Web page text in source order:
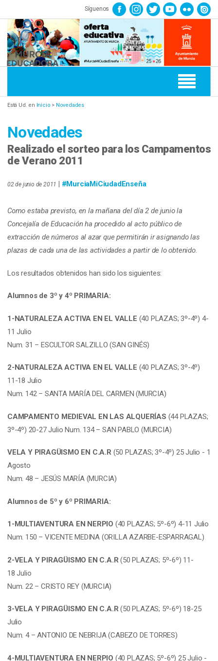
Síguenos
Está Ud. en Inicio > Novedades
Novedades
Realizado el sorteo para los Campamentos
de Verano 2011
02 de junio de 2011 | #MurciaMiCiudadEnseña
Como estaba previsto, en la mañana del día 2 de junio la
Concejalía de Educación ha procedido al acto público de
extracción de números al azar que permitirán ir asignando las
plazas de cada una de las actividades a partir de lo obtenido.
Los resultados obtenidos han sido los siguientes:
Alumnos de 3º y 4º PRIMARIA:
1-NATURALEZA ACTIVA EN EL VALLE (40 PLAZAS; 3º-4º) 4-
11 Julio
Num. 31 – ESCULTOR SALZILLO (SAN GINÉS)
2-NATURALEZA ACTIVA EN EL VALLE (40 PLAZAS; 3º-4º)
11-18 Julio
Num. 142 – SANTA MARÍA DEL CARMEN (MURCIA)
CAMPAMENTO MEDIEVAL EN LAS ALQUERÍAS (44 PLAZAS;
3º-4º) 20-27 Julio Num. 134 – SAN PABLO (MURCIA)
VELA Y PIRAGÜISMO EN C.A.R(50 PLAZAS; 3º-4º) 25 Julio - 1
Agosto
Num. 48 – JESÚS MARÍA (MURCIA)
Alumnos de 5º y 6º PRIMARIA:
1-MULTIAVENTURA EN NERPIO (40 PLAZAS; 5º-6º) 4-11 Julio
Num. 150 – VICENTE MEDINA (ORILLA AZARBE-ESPARRAGAL)
2-VELA Y PIRAGÜISMO EN C.A.R (50 PLAZAS; 5º-6º) 11-
18 Julio
Num. 22 – CRISTO REY (MURCIA)
3-VELA Y PIRAGÜISMO EN C.A.R(50 PLAZAS; 5º-6º) 18-25
Julio
Num. 4 – ANTONIO DE NEBRIJA (CABEZO DE TORRES)
4-MULTIAVENTURA EN NERPIO (40 PLAZAS; 5º-6º) 25 Julio -